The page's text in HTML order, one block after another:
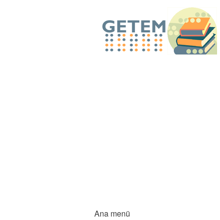
Ana menü